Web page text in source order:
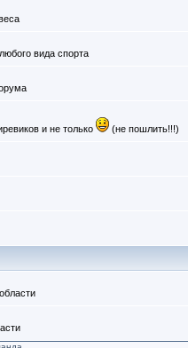
вида спорта
и не только (не пошлить!!!)